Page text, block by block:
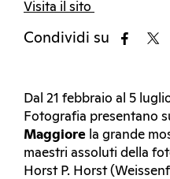
Visita il sito
Condividi su
Dal 21 febbraio al 5
Fotografia presentano
Maggiore la grande
maestri assoluti della
Horst P. Horst